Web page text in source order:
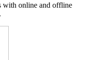
with online and offline